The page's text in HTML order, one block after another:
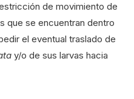
de movimiento de
que se encuentran dentro
el eventual traslado de
y/o de sus larvas hacia